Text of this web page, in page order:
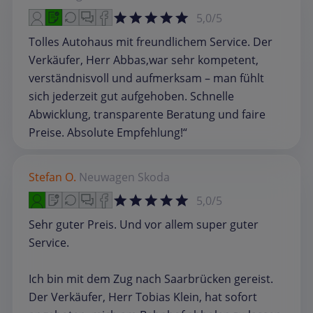
5,0/5
Tolles Autohaus mit freundlichem Service. Der
Verkäufer, Herr Abbas,war sehr kompetent,
verständnisvoll und aufmerksam – man fühlt
sich jederzeit gut aufgehoben. Schnelle
Abwicklung, transparente Beratung und faire
Preise. Absolute Empfehlung!“
Stefan O. Neuwagen Skoda
5,0/5
Sehr guter Preis. Und vor allem super guter
Service.
Ich bin mit dem Zug nach Saarbrücken gereist.
Der Verkäufer, Herr Tobias Klein, hat sofort